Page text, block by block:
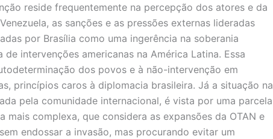
reside frequentemente na percepção dos atores e da
as sanções e as pressões externas lideradas
por Brasília como uma ingerência na soberania
intervenções americanas na América Latina. Essa
dos povos e à não-intervenção em
princípios caros à diplomacia brasileira. Já a situação na
pela comunidade internacional, é vista por uma parcela
complexa, que considera as expansões da OTAN e
endossar a invasão, mas procurando evitar um